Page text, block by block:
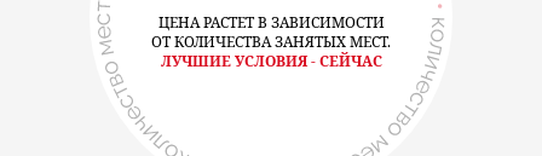
ЦЕНА РАСТЕТ В ЗАВИСИМОСТИ
ОТ КОЛИЧЕСТВА ЗАНЯТЫХ МЕСТ.
ЛУЧШИЕ УСЛОВИЯ - СЕЙЧАС